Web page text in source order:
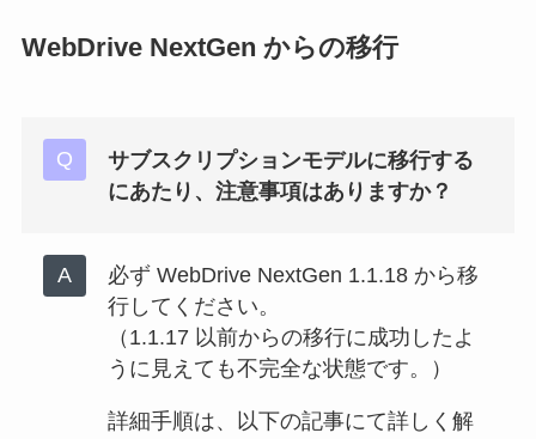
WebDrive NextGen からの移行
サブスクリプションモデルに移行する
にあたり、注意事項はありますか？
必ず WebDrive NextGen 1.1.18 から移
行してください。
（1.1.17 以前からの移行に成功したよ
うに見えても不完全な状態です。）
詳細手順は、以下の記事にて詳しく解